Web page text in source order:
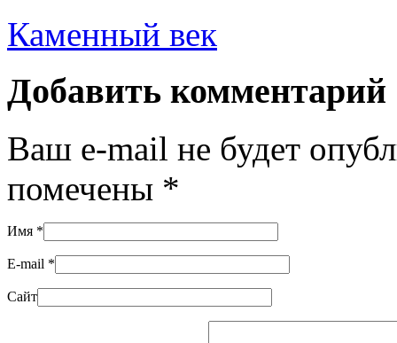
Каменный век
Добавить комментарий
Ваш e-mail не будет
помечены *
Имя *
E-mail *
Сайт